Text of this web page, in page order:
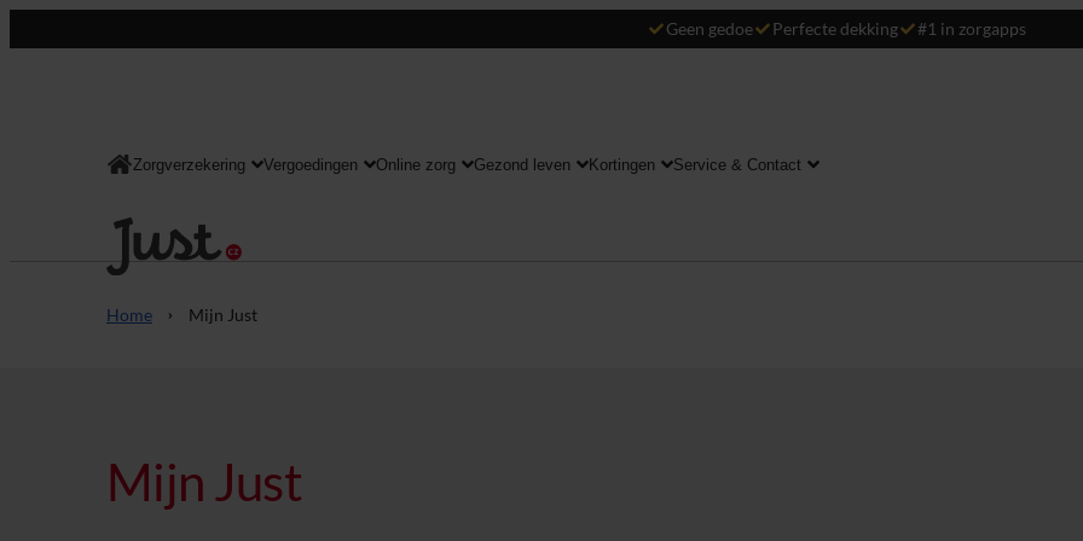
Geen gedoe Perfecte dekking #1 in zorgapps
Consument
Zorgverzekering Vergoedingen Online zorg Gezond leven Kortingen Service & Contact
Home Mijn Just
Mijn Just